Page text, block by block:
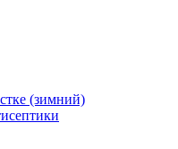
(зимний)